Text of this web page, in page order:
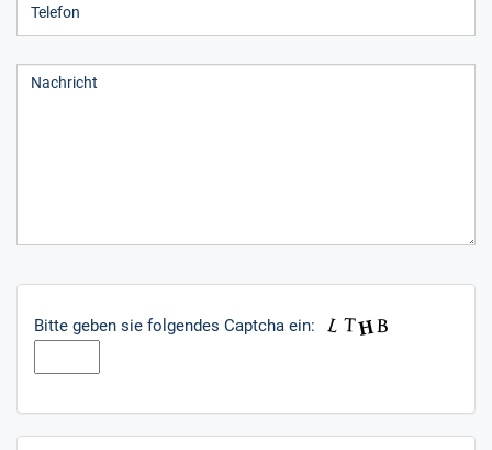
Bitte geben sie folgendes Captcha ein: